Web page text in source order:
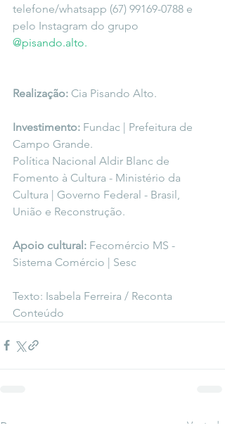
telefone/whatsapp (67) 99169-0788 e
pelo Instagram do grupo
@pisando.alto.
Realização: Cia Pisando Alto.
Investimento: Fundac | Prefeitura de
Campo Grande.
Política Nacional Aldir Blanc de
Fomento à Cultura - Ministério da
Cultura | Governo Federal - Brasil,
União e Reconstrução.
Apoio cultural: Fecomércio MS -
Sistema Comércio | Sesc
Texto: Isabela Ferreira / Reconta
Conteúdo
Posts recentes Ver tudo